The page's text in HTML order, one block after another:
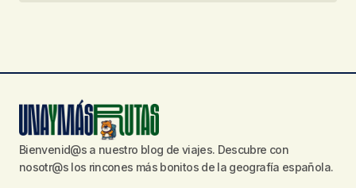
Bienvenid@s a nuestro blog de viajes. Descubre con
nosotr@s los rincones más bonitos de la geografía española.